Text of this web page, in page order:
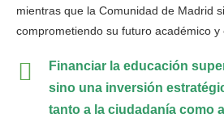
mientras que la Comunidad de Madrid
comprometiendo su futuro académico y
Financiar la educación
sino una inversión
tanto a la ciudadanía como